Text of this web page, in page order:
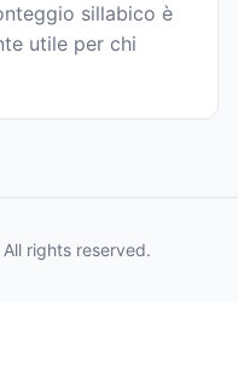
sillabico è
utile per chi
rights reserved.